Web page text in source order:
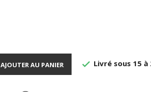
AJOUTER AU PANIER  Livré sous 15 à